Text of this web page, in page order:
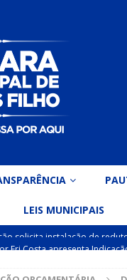
LEIS MUNICIPAIS
Eri Costa apresenta